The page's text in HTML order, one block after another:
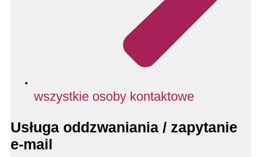
wszystkie osoby kontaktowe
Usługa oddzwaniania / zapytanie
e-mail